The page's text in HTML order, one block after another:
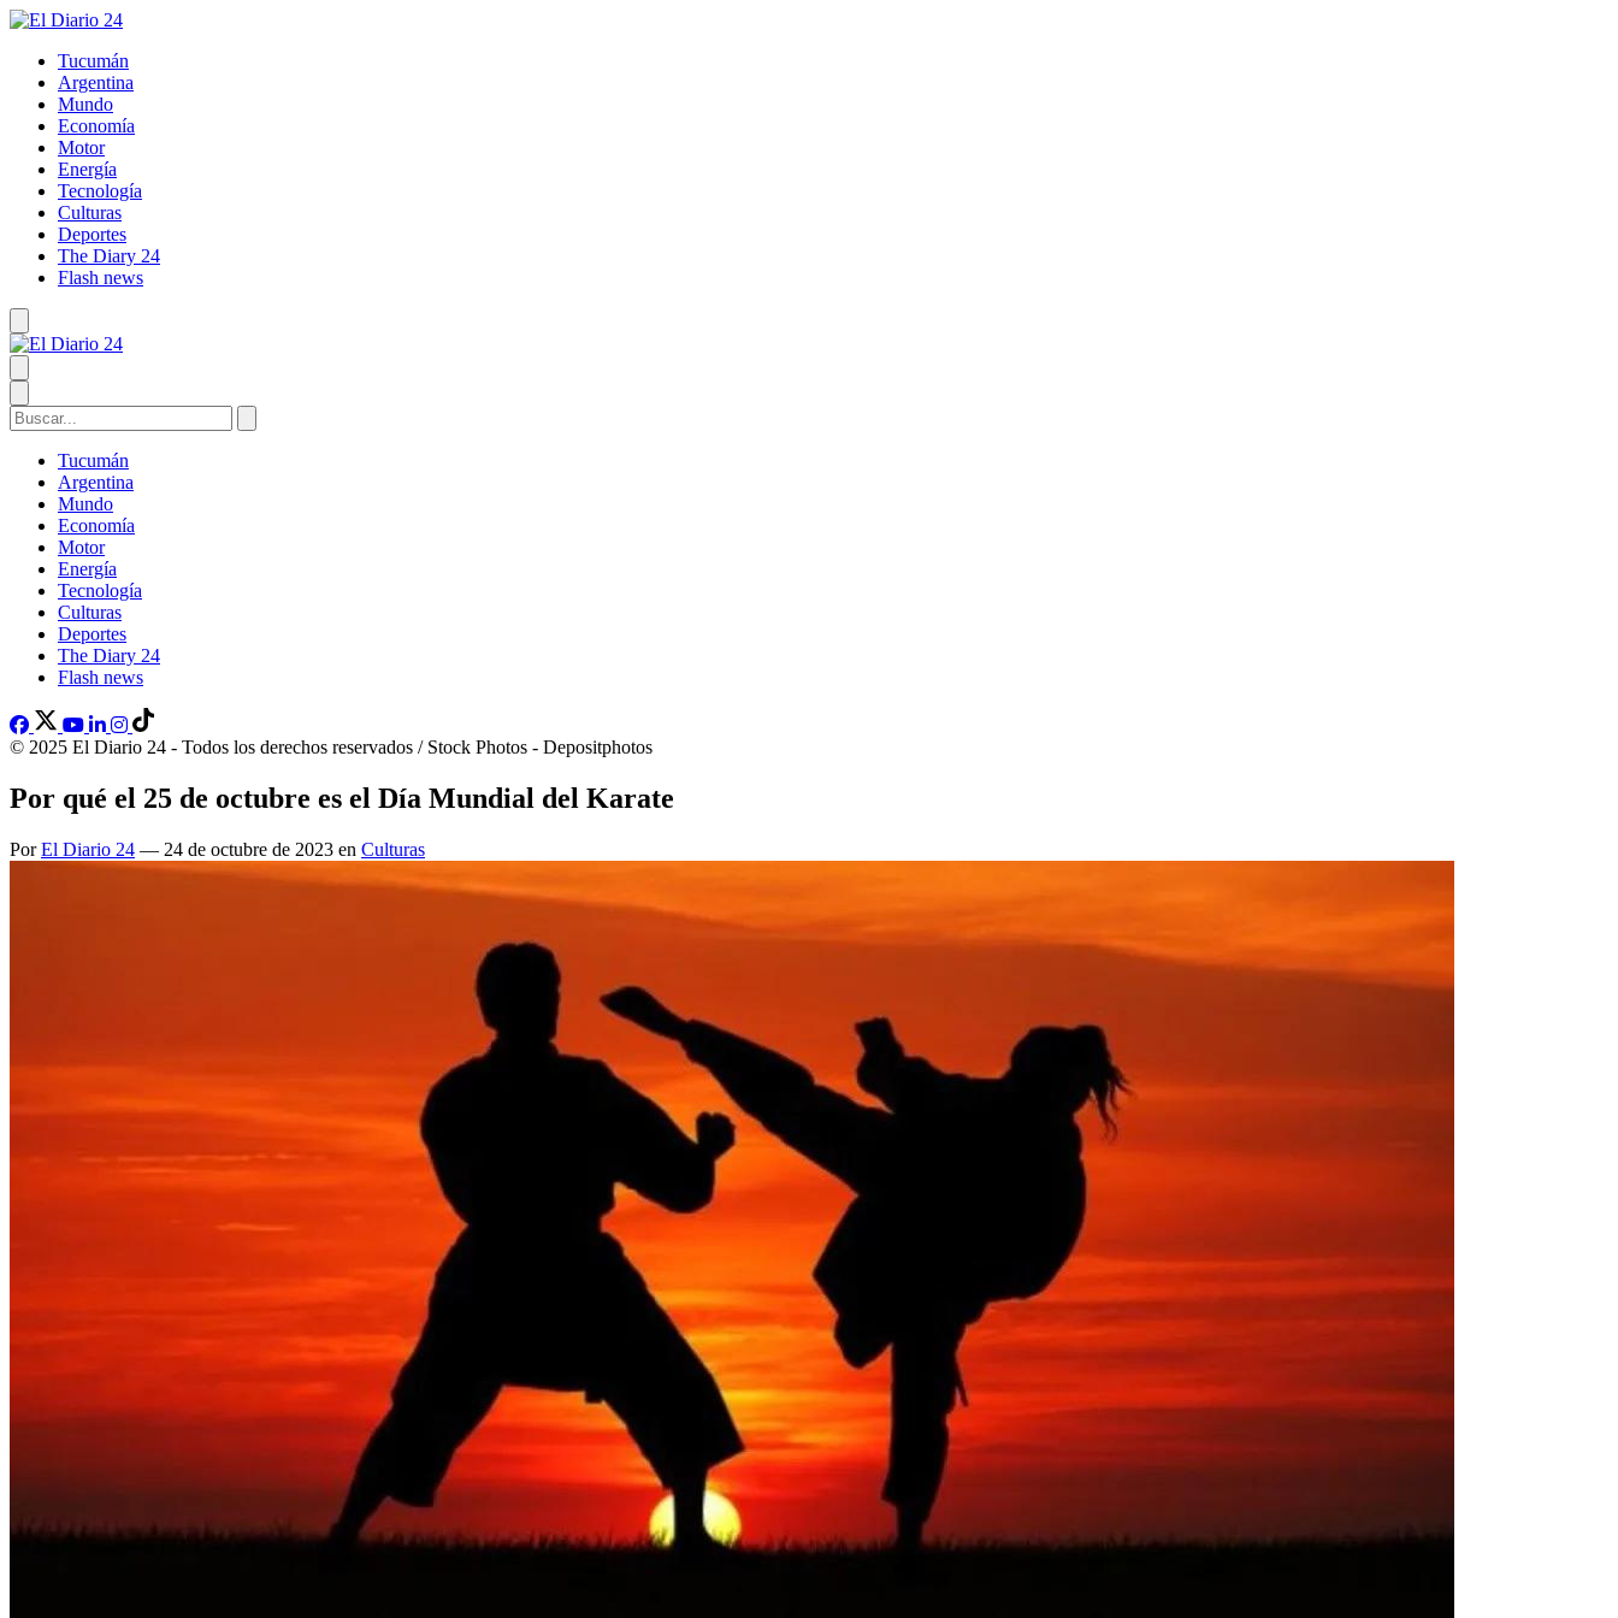
Tucumán
Argentina
Mundo
Economía
Motor
Energía
Tecnología
Culturas
Deportes
The Diary 24
Flash news
Tucumán
Argentina
Mundo
Economía
Motor
Energía
Tecnología
Culturas
Deportes
The Diary 24
Flash news
© 2025 El Diario 24 - Todos los derechos reservados / Stock Photos - Depositphotos
Por qué el 25 de octubre es el Día Mundial del Karate
PorEl Diario 24 — 24 de octubre de 2023 en Culturas